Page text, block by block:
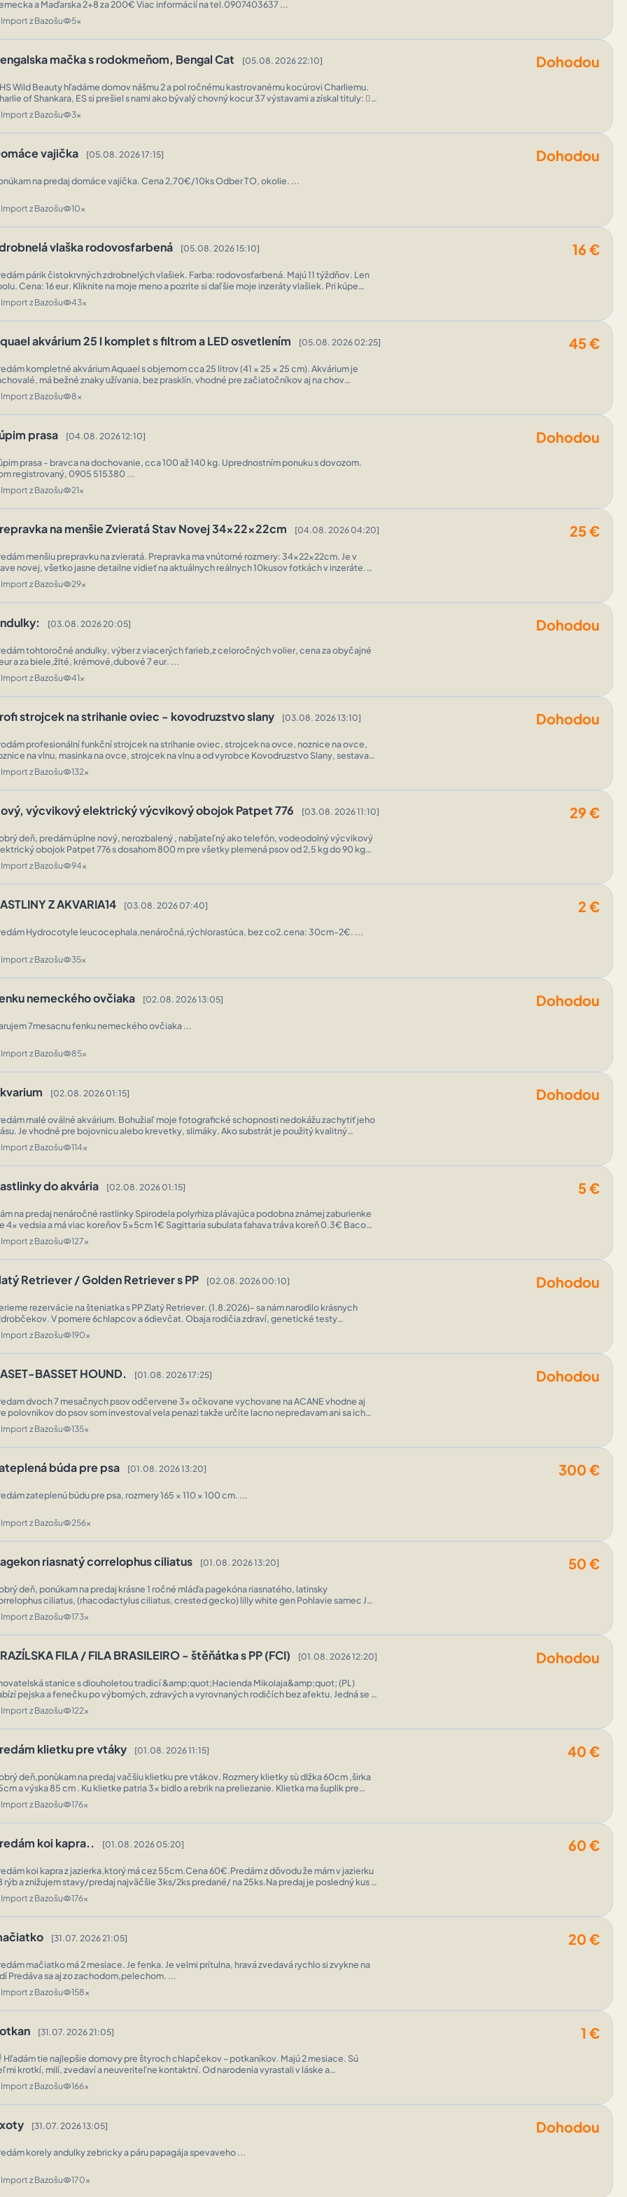
Nemecka a Maďarska 2+8 za 200€ Viac informácií na tel.0907403637 ...
Import z Bazošuvisibility5x
mačka s rodokmeňom, Bengal Cat [05.08. 2026 22:10] Dohodou
Wild Beauty hľadáme domov nášmu 2 a pol ročnému kastrovanému kocúrovi Charliemu.
of Shankara, ES si prešiel s nami ako bývalý chovný kocur 37 výstavami a získal tituly: 
Import z Bazošuvisibility3x
vajička [05.08. 2026 17:15] Dohodou
na predaj domáce vajíčka. Cena 2,70€/10ks Odber TO, okolie. ...
Import z Bazošuvisibility10x
vlaška rodovosfarbená [05.08. 2026 15:10] 16€
párik čistokrvných zdrobnelých vlašiek. Farba: rodovosfarbená. Majú 11 týždňov. Len
Cena: 16 eur. Kliknite na moje meno a pozrite si daľšie moje inzeráty vlašiek. Pri kúpe
párov množstevná zľava. 0908698158 ...
Import z Bazošuvisibility43x
akvárium 25 l komplet s filtrom a LED osvetlením [05.08. 2026 02:25] 45€
kompletné akvárium Aquael s objemom cca 25 litrov (41 × 25 × 25 cm). Akvárium je
má bežné znaky užívania, bez prasklín, vhodné pre začiatočníkov aj na chov
Import z Bazošuvisibility8x
prasa [04.08. 2026 12:10] Dohodou
prasa - bravca na dochovanie, cca 100 až 140 kg. Uprednostním ponuku s dovozom.
registrovaný, 0905 515380 ...
Import z Bazošuvisibility21x
na menšie Zvieratá Stav Novej 34x22x22cm [04.08. 2026 04:20] 25€
menšiu prepravku na zvieratá. Prepravka ma vnútorné rozmery: 34x22x22cm. Je v
novej, všetko jasne detailne vidieť na aktuálnych reálnych 10kusov fotkách v inzeráte.
Import z Bazošuvisibility29x
[03.08. 2026 20:05] Dohodou
tohtoročné andulky, výber z viacerých farieb,z celoročných volier, cena za obyčajné
a za biele,žlté, krémové,dubové 7 eur. ...
Import z Bazošuvisibility41x
strojcek na strihanie oviec - kovodruzstvo slany [03.08. 2026 13:10] Dohodou
profesionální funkční strojcek na strihanie oviec, strojcek na ovce, noznice na ovce,
na vlnu, masinka na ovce, strojcek na vlnu a od vyrobce Kovodruzstvo Slany, sestava
motor, prepravni bednu, nahon / bovden s neoriginalni ch ...
Import z Bazošuvisibility132x
výcvikový elektrický výcvikový obojok Patpet 776 [03.08. 2026 11:10] 29€
úplne nový, nerozbalený , nabíjateľný ako telefón, vodeodolný výcvikový
obojok Patpet 776 s dosahom 800 m pre všetky plemená psov od 2,5 kg do 90 kg
hmotnosti. ide o najobľúbenejší model obojku pre jeho jednoduchosť ...
Import z Bazošuvisibility94x
Z AKVARIA14 [03.08. 2026 07:40] 2 €
Predám Hydrocotyle leucocephala,nenáročná,rýchlorastúca, bez co2.cena: 30cm-2€. ...
Import z Bazošuvisibility35x
nemeckého ovčiaka [02.08. 2026 13:05] Dohodou
7mesacnu fenku nemeckého ovčiaka ...
Import z Bazošuvisibility85x
[02.08. 2026 01:15] Dohodou
malé oválné akvárium. Bohužiaľ moje fotografické schopnosti nedokážu zachytiť jeho
Je vhodné pre bojovnicu alebo krevetky, slimáky. Ako substrát je použitý kvalitný
substrát Japanese soil. Sú tam slimáky, krevetky a 4druhy rast ...
Import z Bazošuvisibility114x
do akvária [02.08. 2026 01:15] 5€
predaj nenáročné rastlinky Spirodela polyrhiza plávajúca podobna známej zaburienke
vedsia a má viac koreňov 5x5cm 1€ Sagittaria subulata ťahava tráva koreň 0.3€ Bacopa
Import z Bazošuvisibility127x
Retriever / Golden Retriever s PP [02.08. 2026 00:10] Dohodou
rezervácie na šteniatka s PP Zlatý Retriever. (1.8.2026)- sa nám narodilo krásnych
V pomere 6chlapcov a 6dievčat. Obaja rodičia zdraví, genetické testy
kĺby negatívne, plnochrypi. Výstavne a pracovné úspešný. Viac o sp ...
Import z Bazošuvisibility190x
BASSET HOUND. [01.08. 2026 17:25] Dohodou
dvoch 7 mesačnych psov odčervene 3x očkovane vychovane na ACANE vhodne aj
polovnikov do psov som investoval vela penazi takže určite lacno nepredavam ani sa ich
Import z Bazošuvisibility135x
búda pre psa [01.08. 2026 13:20] 300 €
Predám zateplenú búdu pre psa, rozmery 165 × 110 × 100 cm. ...
Import z Bazošuvisibility256x
riasnatý correlophus ciliatus [01.08. 2026 13:20] 50 €
na predaj krásne 1 ročné mláďa pagekóna riasnatého, latinsky
ciliatus, (rhacodactylus ciliatus, crested gecko) lilly white gen Pohlavie samec Je
výbornej kondícii, pravidelne dopĺňané o vápnik a D3. Bez problémov ...
Import z Bazošuvisibility173x
FILA / FILA BRASILEIRO - štěňátka s PP (FCI) [01.08. 2026 12:20] Dohodou
stanice s dlouholetou tradicí &amp;quot;Hacienda Mikolaja&amp;quot; (PL)
pejska a fenečku po výborných, zdravých a vyrovnaných rodičích bez afektu. Jedná se o
Import z Bazošuvisibility122x
klietku pre vtáky [01.08. 2026 11:15] 40 €
deň,ponùkam na predaj vačšiu klietku pre vtákov. Rozmery klietky sù dlžka 60cm ,širka
a výska 85 cm . Ku klietke patria 3x bidlo a rebrik na preliezanie. Klietka ma šuplik pre
lahké čistenie. Registračné číslo chovu: 00 ...
Import z Bazošuvisibility176x
koi kapra.. [01.08. 2026 05:20] 60 €
koi kapra z jazierka,ktorý má cez 55cm.Cena 60€.Predám z dôvodu že mám v jazierku
rýb a znižujem stavy/predaj najväčšie 3ks/2ks predané/ na 25ks.Na predaj je posledný kus z
foto zo šípkou oranžový najbližšie k brehu foto č1...Ďakuje ...
Import z Bazošuvisibility176x
[31.07. 2026 21:05] 20 €
mačiatko má 2 mesiace. Je fenka. Je velmi prítulna, hravá zvedavá rychlo si zvykne na
Predáva sa aj zo zachodom,pelechom. ...
Import z Bazošuvisibility158x
[31.07. 2026 21:05] 1 €
Hľadám tie najlepšie domovy pre štyroch chlapčekov – potkaníkov. Majú 2 mesiace. Sú
krotkí, milí, zvedaví a neuveriteľne kontaktní. Od narodenia vyrastali v láske a
Import z Bazošuvisibility166x
[31.07. 2026 13:05] Dohodou
korely andulky zebricky a páru papagája spevaveho ...
Import z Bazošuvisibility170x